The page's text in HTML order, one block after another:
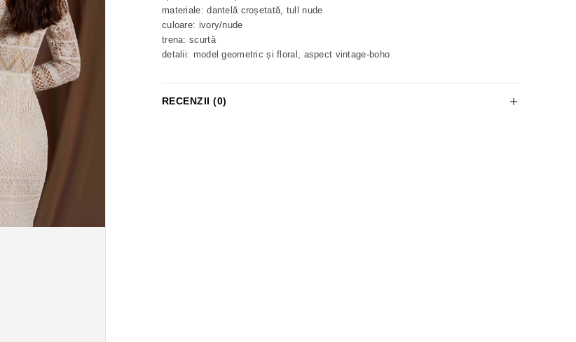
materiale: dantelă croșetată, tull nude
culoare: ivory/nude
trena: scurtă
detalii: model geometric și floral, aspect vintage-boho
RECENZII (0)